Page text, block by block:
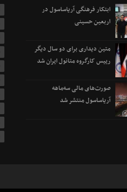
ابتکار فرهنگی آریاساسول در
اربعین حسینی
متین دیداری برای دو سال دیگر
رییس کارگروه متانول ایران شد
صورت‌های مالی سه‌ماهه
آریاساسول منتشر شد